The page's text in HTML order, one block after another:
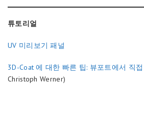
튜토리얼
UV 미리보기 패널
3D-Coat 에 대한 빠른 팁: 뷰포트에서 직
Christoph Werner)